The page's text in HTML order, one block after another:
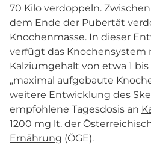
70 Kilo verdoppeln.
dem Ende der Pubertät
Knochenmasse. In dieser
verfügt das Knochensystem
Kalziumgehalt von etwa 1 bis
„maximal aufgebaute
weitere Entwicklung des
empfohlene Tagesdosis an
1200 mg lt. der
Ernährung (ÖGE).